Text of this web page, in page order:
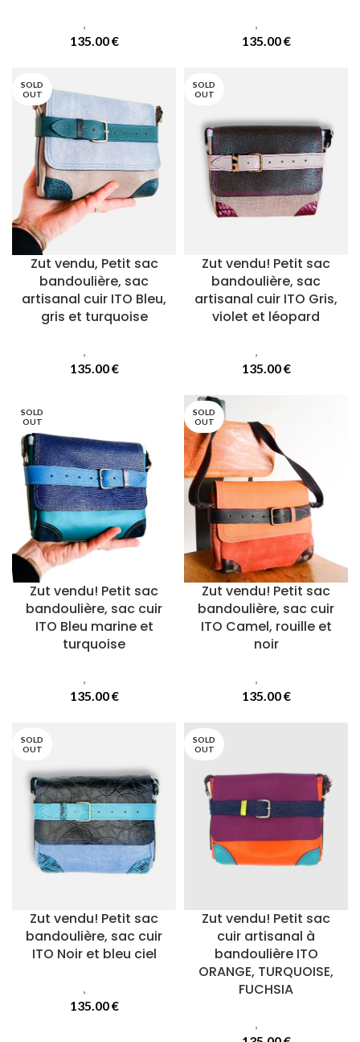
,
135.00€
,
135.00€
SOLD
OUT
Zut vendu, Petit sac
bandoulière, sac
artisanal cuir ITO Bleu,
gris et turquoise
,
135.00€
SOLD
OUT
Zut vendu! Petit sac
bandoulière, sac
artisanal cuir ITO Gris,
violet et léopard
,
135.00€
SOLD
OUT
Zut vendu! Petit sac
bandoulière, sac cuir
ITO Bleu marine et
turquoise
,
135.00€
SOLD
OUT
Zut vendu! Petit sac
bandoulière, sac cuir
ITO Camel, rouille et
noir
,
135.00€
SOLD
OUT
Zut vendu! Petit sac
bandoulière, sac cuir
ITO Noir et bleu ciel
,
135.00€
SOLD
OUT
Zut vendu! Petit sac
cuir artisanal à
bandoulière ITO
ORANGE, TURQUOISE,
FUCHSIA
,